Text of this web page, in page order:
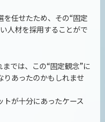
を任せたため、その“固定
人材を採用することがで
では、この“固定観念”に
りあったのかもしれませ
が十分にあったケース